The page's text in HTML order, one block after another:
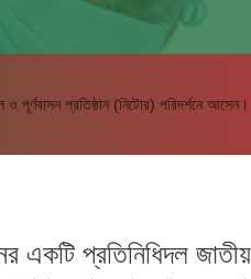
ও পূর্ণবাসন প্রতিষ্ঠান (নিটোর) পরিদর্শনে
একটি প্রতিনিধিদল